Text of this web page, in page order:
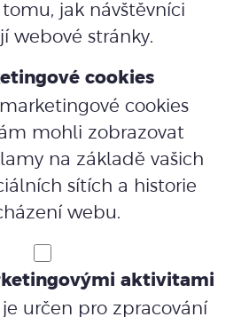
jak návštěvníci
webové stránky.
cookies
cookies
mohli zobrazovat
na základě vašich
sítích a historie
webu.
aktivitami
určen pro zpracování